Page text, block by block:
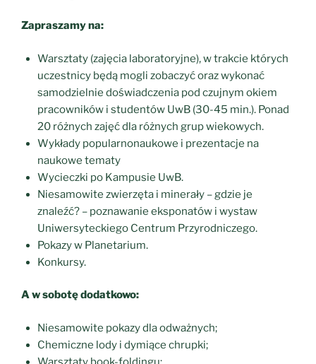
Zapraszamy na:
Warsztaty (zajęcia laboratoryjne), w trakcie których
uczestnicy będą mogli zobaczyć oraz wykonać
samodzielnie doświadczenia pod czujnym okiem
pracowników i studentów UwB (30-45 min.). Ponad
20 różnych zajęć dla różnych grup wiekowych.
Wykłady popularnonaukowe i prezentacje na
naukowe tematy
Wycieczki po Kampusie UwB.
Niesamowite zwierzęta i minerały – gdzie je
znaleźć? – poznawanie eksponatów i wystaw
Uniwersyteckiego Centrum Przyrodniczego.
Pokazy w Planetarium.
Konkursy.
A w sobotę dodatkowo:
Niesamowite pokazy dla odważnych;
Chemiczne lody i dymiące chrupki;